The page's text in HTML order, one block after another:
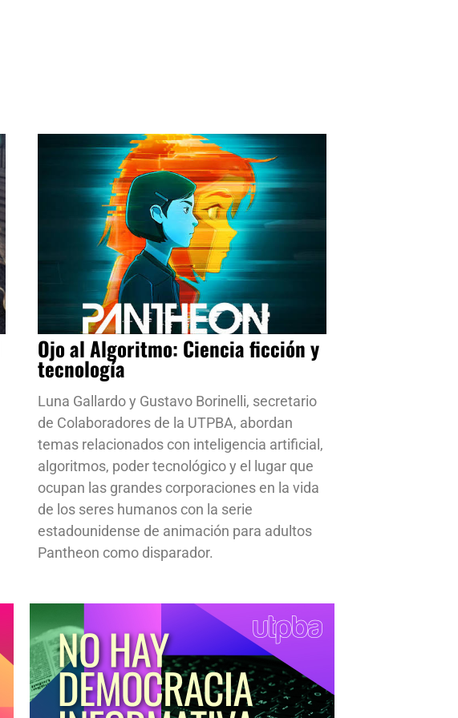
Ojo al Algoritmo: Ciencia ficción y
tecnología
Luna Gallardo y Gustavo Borinelli, secretario
de Colaboradores de la UTPBA, abordan
temas relacionados con inteligencia artificial,
algoritmos, poder tecnológico y el lugar que
ocupan las grandes corporaciones en la vida
de los seres humanos con la serie
estadounidense de animación para adultos
Pantheon como disparador.